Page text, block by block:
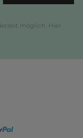
möglich. Hier